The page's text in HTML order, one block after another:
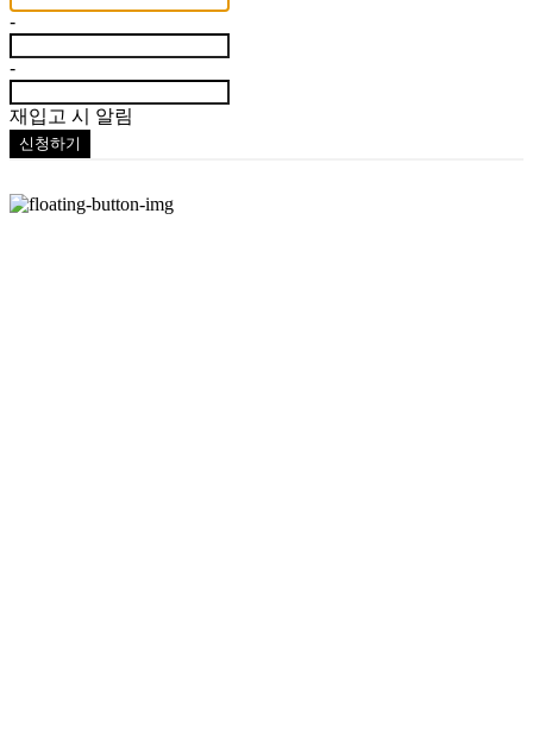
-
-
재입고 시 알림
신청하기